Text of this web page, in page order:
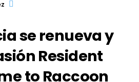
se renueva y
Resident
to Raccoon